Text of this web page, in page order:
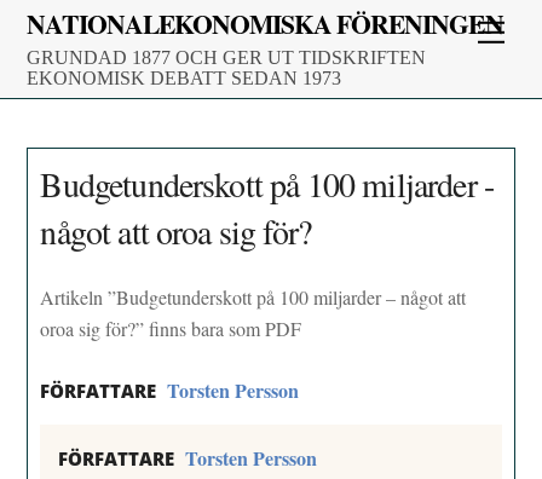
Skip
content
NATIONALEKONOMISKA FÖRENINGEN
GRUNDAD 1877 OCH GER UT TIDSKRIFTEN
EKONOMISK DEBATT SEDAN 1973
Budgetunderskott på 100 miljarder -
något att oroa sig för?
Artikeln ”Budgetunderskott på 100 miljarder – något att
oroa sig för?” finns bara som PDF
FÖRFATTARE Torsten Persson
FÖRFATTARE Torsten Persson